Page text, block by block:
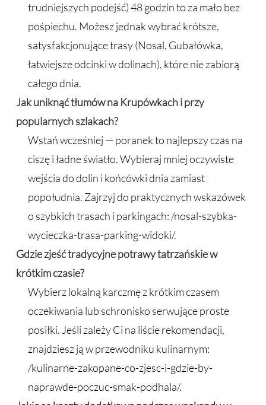
trudniejszych podejść) 48 godzin to za mało bez
pośpiechu. Możesz jednak wybrać krótsze,
satysfakcjonujące trasy (Nosal, Gubałówka,
łatwiejsze odcinki w dolinach), które nie zabiorą
całego dnia.
Jak uniknąć tłumów na Krupówkach i przy
popularnych szlakach?
Wstań wcześniej — poranek to najlepszy czas na
ciszę i ładne światło. Wybieraj mniej oczywiste
wejścia do dolin i końcówki dnia zamiast
popołudnia. Zajrzyj do praktycznych wskazówek
o szybkich trasach i parkingach: /nosal-szybka-
wycieczka-trasa-parking-widoki/.
Gdzie zjeść tradycyjne potrawy tatrzańskie w
krótkim czasie?
Wybierz lokalną karczmę z krótkim czasem
oczekiwania lub schronisko serwujące proste
posiłki. Jeśli zależy Ci na liście rekomendacji,
znajdziesz ją w przewodniku kulinarnym:
/kulinarne-zakopane-co-zjesc-i-gdzie-by-
naprawde-poczuc-smak-podhala/.